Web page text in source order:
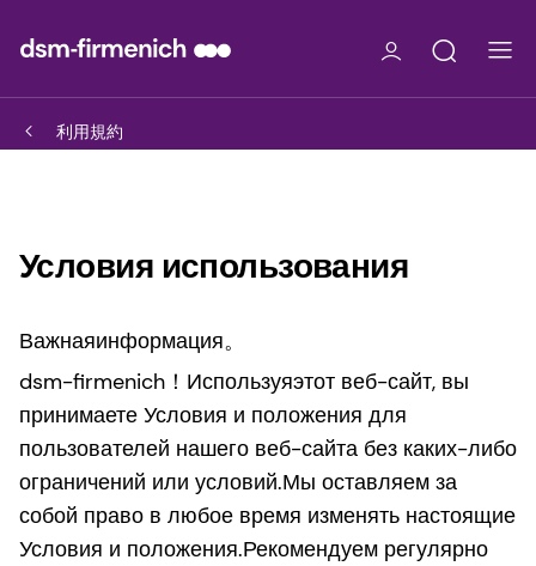
利用規約
Условия использования
Важнаяинформация。
dsm-firmenich！Используяэтот веб-сайт, вы
принимаете Условия и положения для
пользователей нашего веб-сайта без каких-либо
ограничений или условий.Мы оставляем за
собой право в любое время изменять настоящие
Условия и положения.Рекомендуем регулярно